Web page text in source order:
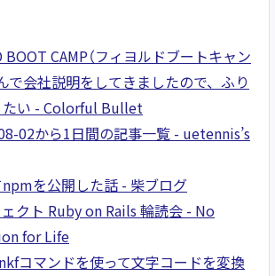
BOOT CAMP（フィヨルドブートキャン
で会社説明をしてきましたので、ふり
たい - Colorful Bullet
02から1日間の記事一覧 - uetennis’s
を公開した話 - 柴ブログ
クト Ruby on Rails 輪読会 - No
for Life
コマンドを使って文字コードを変換